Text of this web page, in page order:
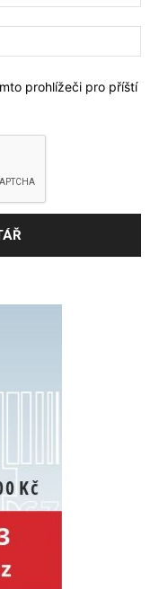
prohlížeči pro příští